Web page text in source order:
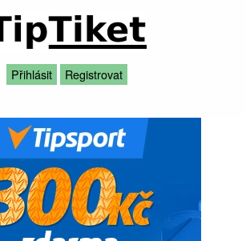
Přihlásit Registrovat